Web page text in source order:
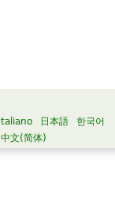
Italiano 日本語
한국어
中文(简体)